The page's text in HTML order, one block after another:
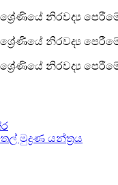
මුද්‍රණ යන්ත්‍රය